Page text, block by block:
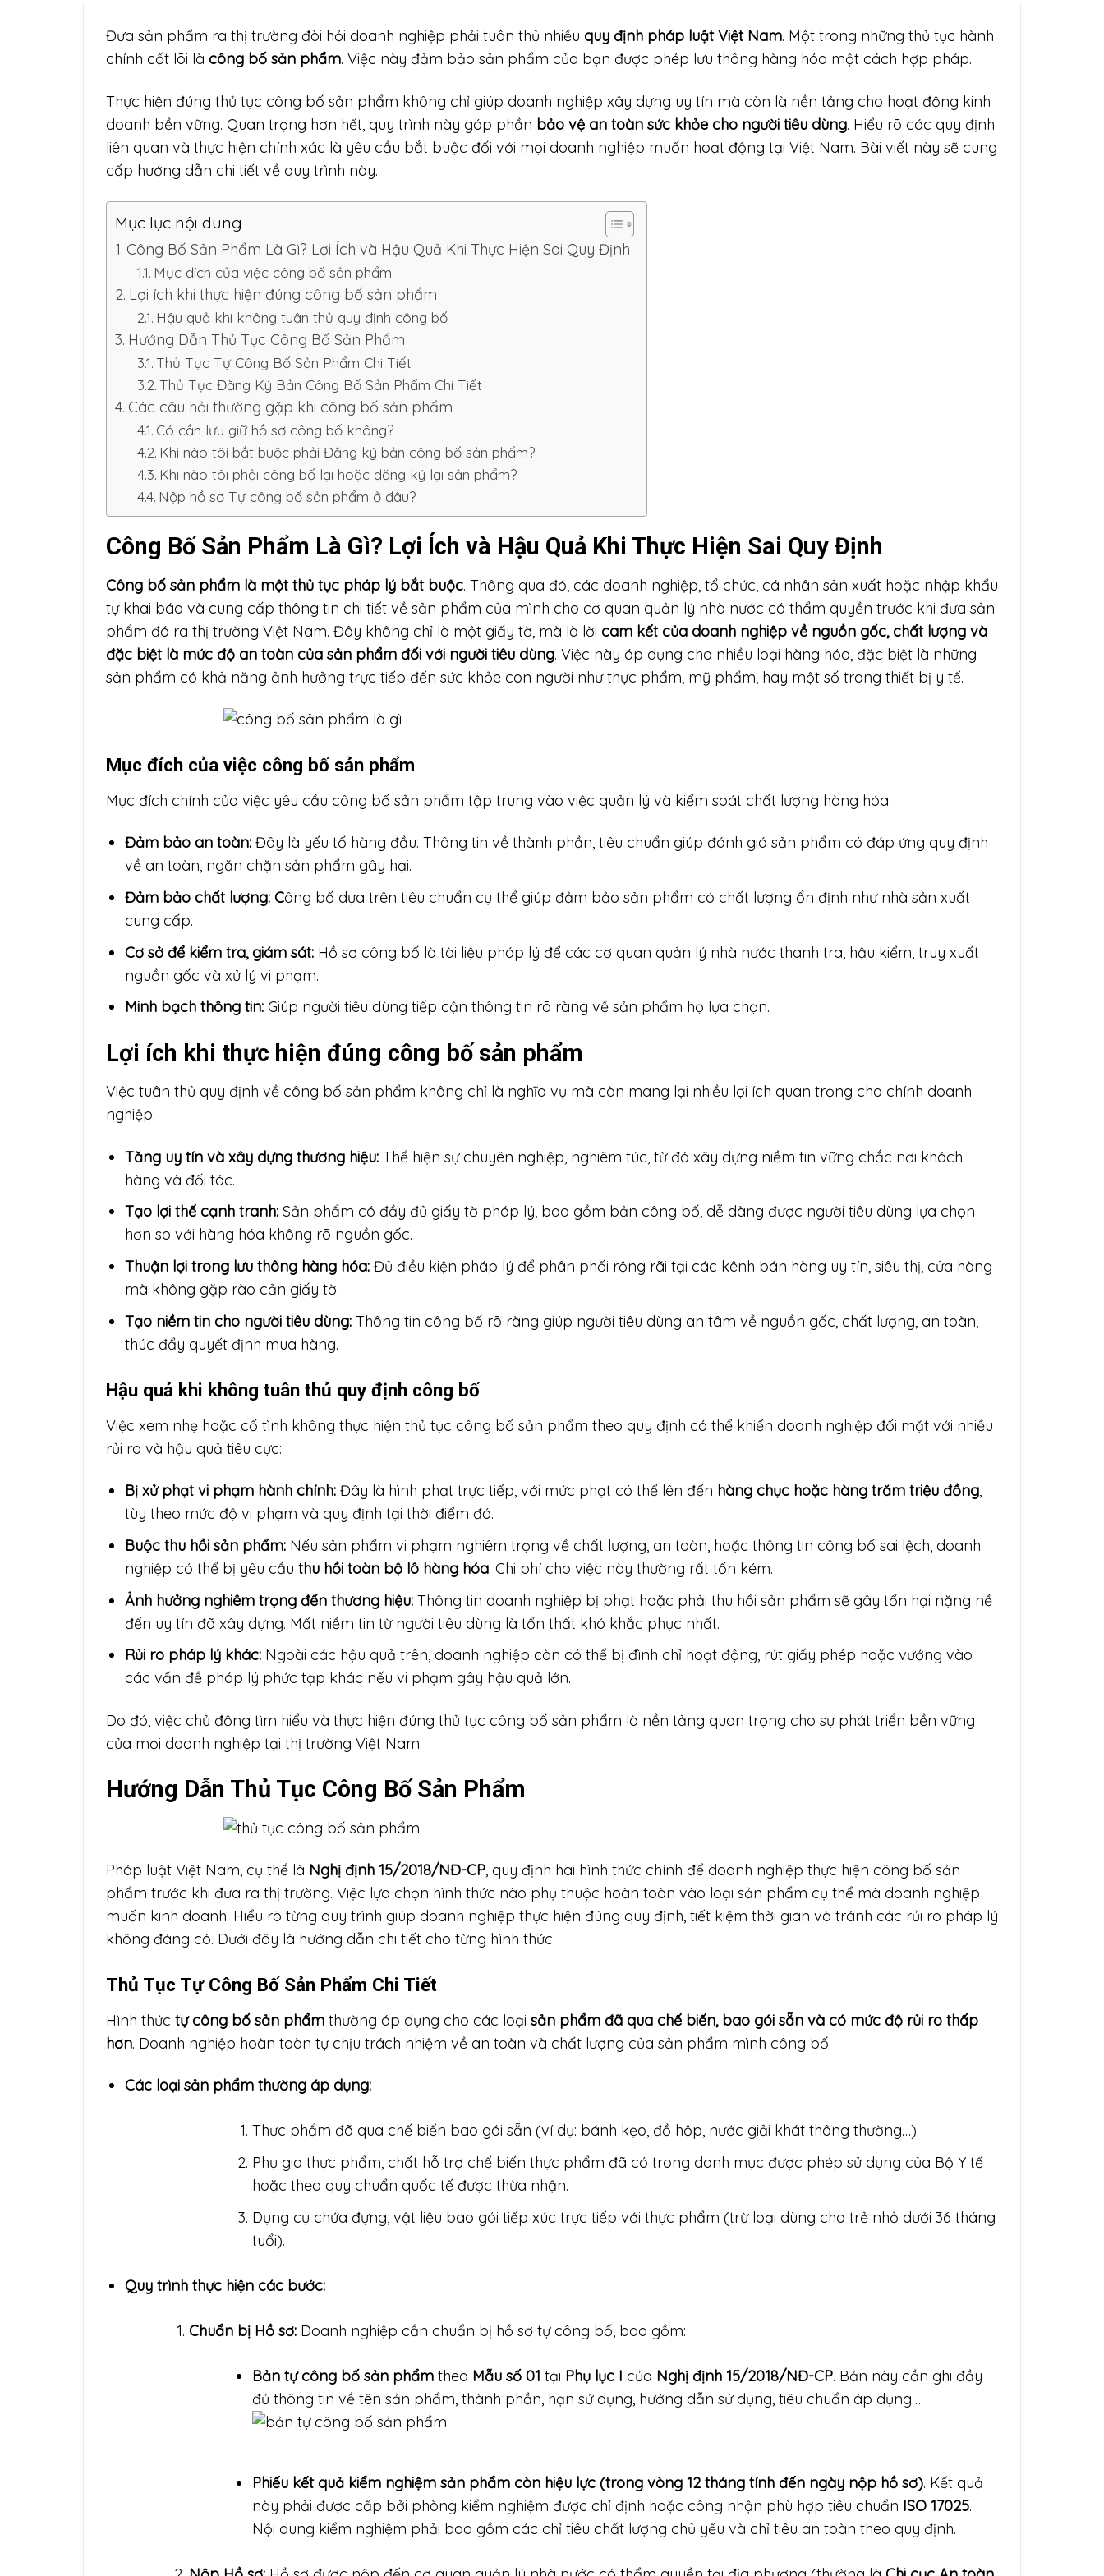
Đưa sản phẩm ra thị trường đòi hỏi doanh nghiệp phải tuân thủ nhiều quy định pháp luật Việt Nam. Một trong những thủ tục hành
chính cốt lõi là công bố sản phẩm. Việc này đảm bảo sản phẩm của bạn được phép lưu thông hàng hóa một cách hợp pháp.
Thực hiện đúng thủ tục công bố sản phẩm không chỉ giúp doanh nghiệp xây dựng uy tín mà còn là nền tảng cho hoạt động kinh
doanh bền vững. Quan trọng hơn hết, quy trình này góp phần bảo vệ an toàn sức khỏe cho người tiêu dùng. Hiểu rõ các quy định
liên quan và thực hiện chính xác là yêu cầu bắt buộc đối với mọi doanh nghiệp muốn hoạt động tại Việt Nam. Bài viết này sẽ cung
cấp hướng dẫn chi tiết về quy trình này.
Mục lục nội dung
Công Bố Sản Phẩm Là Gì? Lợi Ích và Hậu Quả Khi Thực Hiện Sai Quy Định
Mục đích của việc công bố sản phẩm
Lợi ích khi thực hiện đúng công bố sản phẩm
Hậu quả khi không tuân thủ quy định công bố
Hướng Dẫn Thủ Tục Công Bố Sản Phẩm
Thủ Tục Tự Công Bố Sản Phẩm Chi Tiết
Thủ Tục Đăng Ký Bản Công Bố Sản Phẩm Chi Tiết
Các câu hỏi thường gặp khi công bố sản phẩm
Có cần lưu giữ hồ sơ công bố không?
Khi nào tôi bắt buộc phải Đăng ký bản công bố sản phẩm?
Khi nào tôi phải công bố lại hoặc đăng ký lại sản phẩm?
Nộp hồ sơ Tự công bố sản phẩm ở đâu?
Công Bố Sản Phẩm Là Gì? Lợi Ích và Hậu Quả Khi Thực Hiện Sai Quy Định
Công bố sản phẩm là một thủ tục pháp lý bắt buộc. Thông qua đó, các doanh nghiệp, tổ chức, cá nhân sản xuất hoặc nhập khẩu
tự khai báo và cung cấp thông tin chi tiết về sản phẩm của mình cho cơ quan quản lý nhà nước có thẩm quyền trước khi đưa sản
phẩm đó ra thị trường Việt Nam. Đây không chỉ là một giấy tờ, mà là lời cam kết của doanh nghiệp về nguồn gốc, chất lượng và
đặc biệt là mức độ an toàn của sản phẩm đối với người tiêu dùng. Việc này áp dụng cho nhiều loại hàng hóa, đặc biệt là những
sản phẩm có khả năng ảnh hưởng trực tiếp đến sức khỏe con người như thực phẩm, mỹ phẩm, hay một số trang thiết bị y tế.
Mục đích của việc công bố sản phẩm
Mục đích chính của việc yêu cầu công bố sản phẩm tập trung vào việc quản lý và kiểm soát chất lượng hàng hóa:
Đảm bảo an toàn: Đây là yếu tố hàng đầu. Thông tin về thành phần, tiêu chuẩn giúp đánh giá sản phẩm có đáp ứng quy định
về an toàn, ngăn chặn sản phẩm gây hại.
Đảm bảo chất lượng: Công bố dựa trên tiêu chuẩn cụ thể giúp đảm bảo sản phẩm có chất lượng ổn định như nhà sản xuất
cung cấp.
Cơ sở để kiểm tra, giám sát: Hồ sơ công bố là tài liệu pháp lý để các cơ quan quản lý nhà nước thanh tra, hậu kiểm, truy xuất
nguồn gốc và xử lý vi phạm.
Minh bạch thông tin:Giúp người tiêu dùng tiếp cận thông tin rõ ràng về sản phẩm họ lựa chọn.
Lợi ích khi thực hiện đúng công bố sản phẩm
Việc tuân thủ quy định về công bố sản phẩm không chỉ là nghĩa vụ mà còn mang lại nhiều lợi ích quan trọng cho chính doanh
nghiệp:
Tăng uy tín và xây dựng thương hiệu:Thể hiện sự chuyên nghiệp, nghiêm túc, từ đó xây dựng niềm tin vững chắc nơi khách
hàng và đối tác.
Tạo lợi thế cạnh tranh: Sản phẩm có đầy đủ giấy tờ pháp lý, bao gồm bản công bố, dễ dàng được người tiêu dùng lựa chọn
hơn so với hàng hóa không rõ nguồn gốc.
Thuận lợi trong lưu thông hàng hóa: Đủ điều kiện pháp lý để phân phối rộng rãi tại các kênh bán hàng uy tín, siêu thị, cửa hàng
mà không gặp rào cản giấy tờ.
Tạo niềm tin cho người tiêu dùng:Thông tin công bố rõ ràng giúp người tiêu dùng an tâm về nguồn gốc, chất lượng, an toàn,
thúc đẩy quyết định mua hàng.
Hậu quả khi không tuân thủ quy định công bố
Việc xem nhẹ hoặc cố tình không thực hiện thủ tục công bố sản phẩm theo quy định có thể khiến doanh nghiệp đối mặt với nhiều
rủi ro và hậu quả tiêu cực:
Bị xử phạt vi phạm hành chính:Đây là hình phạt trực tiếp, với mức phạt có thể lên đến hàng chục hoặc hàng trăm triệu đồng,
tùy theo mức độ vi phạm và quy định tại thời điểm đó.
Buộc thu hồi sản phẩm: Nếu sản phẩm vi phạm nghiêm trọng về chất lượng, an toàn, hoặc thông tin công bố sai lệch, doanh
nghiệp có thể bị yêu cầuthu hồi toàn bộ lô hàng hóa. Chi phí cho việc này thường rất tốn kém.
Ảnh hưởng nghiêm trọng đến thương hiệu: Thông tin doanh nghiệp bị phạt hoặc phải thu hồi sản phẩm sẽ gây tổn hại nặng nề
đến uy tín đã xây dựng. Mất niềm tin từ người tiêu dùng là tổn thất khó khắc phục nhất.
Rủi ro pháp lý khác: Ngoài các hậu quả trên, doanh nghiệp còn có thể bị đình chỉ hoạt động, rút giấy phép hoặc vướng vào
các vấn đề pháp lý phức tạp khác nếu vi phạm gây hậu quả lớn.
Do đó, việc chủ động tìm hiểu và thực hiện đúng thủ tục công bố sản phẩm là nền tảng quan trọng cho sự phát triển bền vững
của mọi doanh nghiệp tại thị trường Việt Nam.
Hướng Dẫn Thủ Tục Công Bố Sản Phẩm
Pháp luật Việt Nam, cụ thể là Nghị định 15/2018/NĐ-CP, quy định hai hình thức chính để doanh nghiệp thực hiện công bố sản
phẩm trước khi đưa ra thị trường. Việc lựa chọn hình thức nào phụ thuộc hoàn toàn vào loại sản phẩm cụ thể mà doanh nghiệp
muốn kinh doanh. Hiểu rõ từng quy trình giúp doanh nghiệp thực hiện đúng quy định, tiết kiệm thời gian và tránh các rủi ro pháp lý
không đáng có. Dưới đây là hướng dẫn chi tiết cho từng hình thức.
Thủ Tục Tự Công Bố Sản Phẩm Chi Tiết
Hình thức tự công bố sản phẩm thường áp dụng cho các loại sản phẩm đã qua chế biến, bao gói sẵn và có mức độ rủi ro thấp
hơn. Doanh nghiệp hoàn toàn tự chịu trách nhiệm về an toàn và chất lượng của sản phẩm mình công bố.
Các loại sản phẩm thường áp dụng:
Thực phẩm đã qua chế biến bao gói sẵn (ví dụ: bánh kẹo, đồ hộp, nước giải khát thông thường…).
Phụ gia thực phẩm, chất hỗ trợ chế biến thực phẩm đã có trong danh mục được phép sử dụng của Bộ Y tế
hoặc theo quy chuẩn quốc tế được thừa nhận.
Dụng cụ chứa đựng, vật liệu bao gói tiếp xúc trực tiếp với thực phẩm (trừ loại dùng cho trẻ nhỏ dưới 36 tháng
tuổi).
Quy trình thực hiện các bước:
Chuẩn bị Hồ sơ:Doanh nghiệp cần chuẩn bị hồ sơ tự công bố, bao gồm:
Bản tự công bố sản phẩm theo Mẫu số 01 tại Phụ lục I của Nghị định 15/2018/NĐ-CP. Bản này cần ghi đầy
đủ thông tin về tên sản phẩm, thành phần, hạn sử dụng, hướng dẫn sử dụng, tiêu chuẩn áp dụng…
Phiếu kết quả kiểm nghiệm sản phẩm còn hiệu lực (trong vòng 12 tháng tính đến ngày nộp hồ sơ). Kết quả
này phải được cấp bởi phòng kiểm nghiệm được chỉ định hoặc công nhận phù hợp tiêu chuẩn ISO 17025.
Nội dung kiểm nghiệm phải bao gồm các chỉ tiêu chất lượng chủ yếu và chỉ tiêu an toàn theo quy định.